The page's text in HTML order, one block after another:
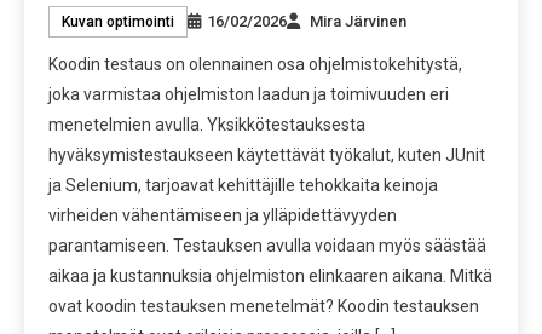
Kuvan optimointi 16/02/2026 Mira Järvinen
Koodin testaus on olennainen osa ohjelmistokehitystä,
joka varmistaa ohjelmiston laadun ja toimivuuden eri
menetelmien avulla. Yksikkötestauksesta
hyväksymistestaukseen käytettävät työkalut, kuten JUnit
ja Selenium, tarjoavat kehittäjille tehokkaita keinoja
virheiden vähentämiseen ja ylläpidettävyyden
parantamiseen. Testauksen avulla voidaan myös säästää
aikaa ja kustannuksia ohjelmiston elinkaaren aikana. Mitkä
ovat koodin testauksen menetelmät? Koodin testauksen